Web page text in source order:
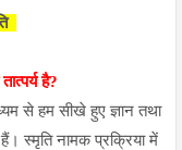
है?
से हम सीखे हुए ज्ञान तथा
स्मृति नामक प्रक्रिया में